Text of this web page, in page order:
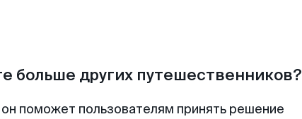
больше других путешественников?
поможет пользователям принять решение